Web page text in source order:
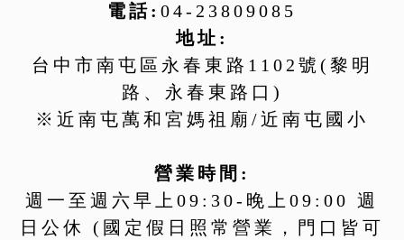
電話: 04-23809085
地址:
台中市南屯區永春東路1102號(黎明
路、永春東路口)
※近南屯萬和宮媽祖廟/近南屯國小
營業時間:
週一至週六早上09:30-晚上09:00 週
日公休 (國定假日照常營業，門口皆可